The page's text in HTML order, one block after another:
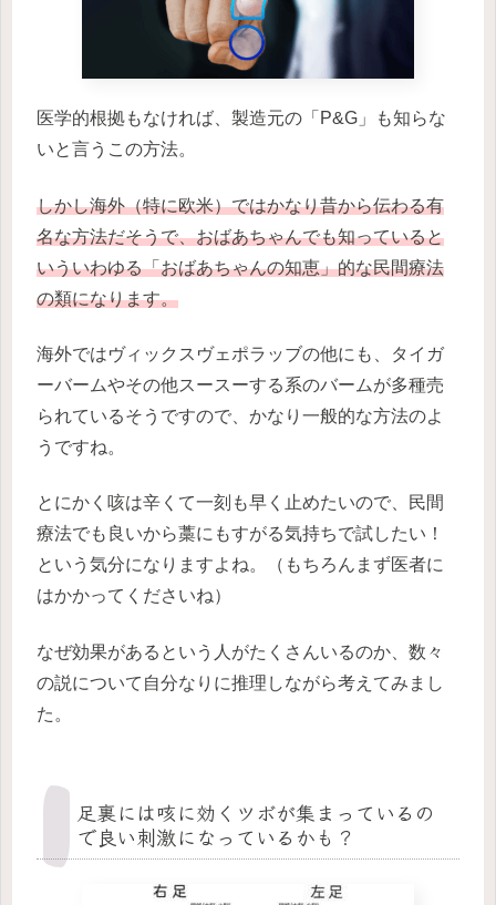
医学的根拠もなければ、製造元の「P&G」も知らな
いと言うこの方法。
しかし海外（特に欧米）ではかなり昔から伝わる有
名な方法だそうで、おばあちゃんでも知っていると
いういわゆる「おばあちゃんの知恵」的な民間療法
の類になります。
海外ではヴィックスヴェポラッブの他にも、タイガ
ーバームやその他スースーする系のバームが多種売
られているそうですので、かなり一般的な方法のよ
うですね。
とにかく咳は辛くて一刻も早く止めたいので、民間
療法でも良いから藁にもすがる気持ちで試したい！
という気分になりますよね。（もちろんまず医者に
はかかってくださいね）
なぜ効果があるという人がたくさんいるのか、数々
の説について自分なりに推理しながら考えてみまし
た。
足裏には咳に効くツボが集まっているの
で良い刺激になっているかも？